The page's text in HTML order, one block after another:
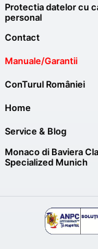
Protectia datelor cu
personal
Contact
Manuale/Garantii
ConTurul României
Home
Service & Blog
Monaco di Baviera
Specialized Munich